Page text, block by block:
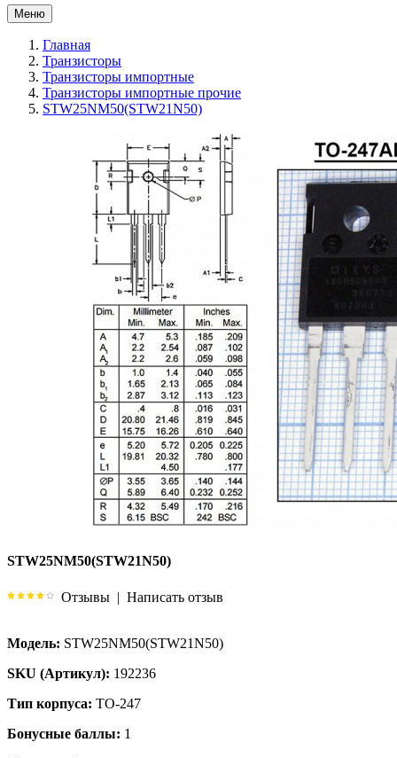
Меню
Главная
Транзисторы
Транзисторы импортные
Транзисторы импортные прочие
STW25NM50(STW21N50)
STW25NM50(STW21N50)
Отзывы | Написать отзыв
Модель: STW25NM50(STW21N50)
SKU (Артикул): 192236
Тип корпуса: TO-247
Бонусные баллы: 1